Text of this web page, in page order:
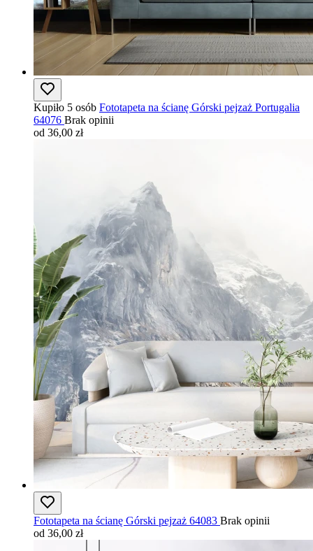
Kupiło 5 osób Fototapeta na ścianę Górski pejzaż Portugalia
64076 Brak opinii
od 36,00 zł
Fototapeta na ścianę Górski pejzaż 64083 Brak opinii
od 36,00 zł